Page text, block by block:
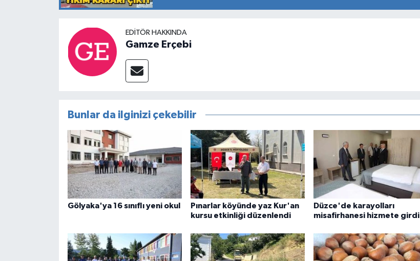
EDITÖR HAKKINDA
Gamze Erçebi
Bunlar da ilginizi çekebilir
Gölyaka'ya 16 sınıflı yeni okul
Pınarlar köyünde yaz Kur'an
kursu etkinliği düzenlendi
Düzce'de karayolları
misafirhanesi hizmete girdi